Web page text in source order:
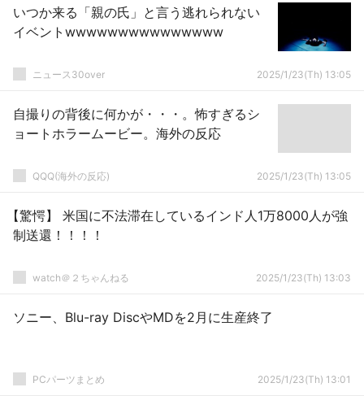
いつか来る「親の氏」と言う逃れられない
イベントwwwwwwwwwwwwwww
ニュース30over 2025/1/23(Th) 13:05
自撮りの背後に何かが・・・。怖すぎるシ
ョートホラームービー。海外の反応
QQQ(海外の反応) 2025/1/23(Th) 13:05
【驚愕】 米国に不法滞在しているインド人1万8000人が強
制送還！！！！
watch＠２ちゃんねる 2025/1/23(Th) 13:03
ソニー、Blu-ray DiscやMDを2月に生産終了
PCパーツまとめ 2025/1/23(Th) 13:01